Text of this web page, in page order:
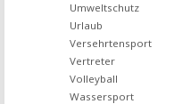
Umweltschutz
Urlaub
Versehrtensport
Vertreter
Volleyball
Wassersport